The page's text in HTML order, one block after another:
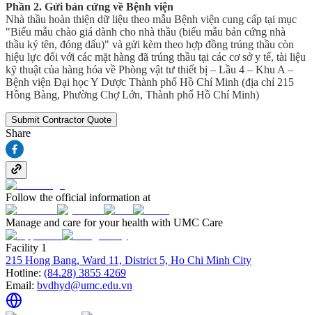
Phần 2. Gửi bản cứng về Bệnh viện
Nhà thầu hoàn thiện dữ liệu theo mẫu Bệnh viện cung cấp tại mục
"Biểu mẫu chào giá dành cho nhà thầu (biểu mẫu bản cứng nhà
thầu ký tên, đóng dấu)" và gửi kèm theo hợp đồng trúng thầu còn
hiệu lực đối với các mặt hàng đã trúng thầu tại các cơ sở y tế, tài liệu
kỹ thuật của hàng hóa về Phòng vật tư thiết bị – Lầu 4 – Khu A –
Bệnh viện Đại học Y Dược Thành phố Hồ Chí Minh (địa chỉ 215
Hồng Bàng, Phường Chợ Lớn, Thành phố Hồ Chí Minh)
Submit Contractor Quote
Share
Follow the official information at
Manage and care for your health with UMC Care
Facility 1
215 Hong Bang, Ward 11, District 5, Ho Chi Minh City
Hotline: (84.28) 3855 4269
Email: bvdhyd@umc.edu.vn